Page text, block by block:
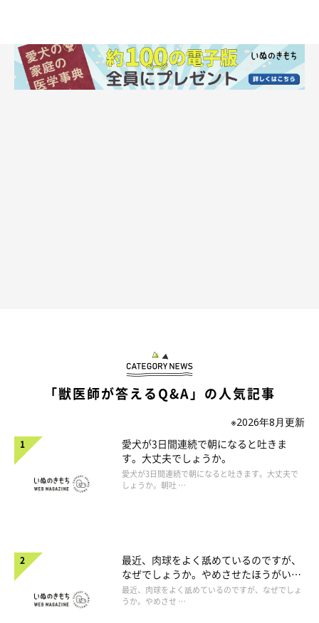
「獣医師が答えるQ&A」の人気記事
※2026年8月更新
愛犬が3日間連続で朝になると吐きま
す。大丈夫でしょうか。
愛犬が3日間連続で朝になると吐きます。大丈夫で
しょうか。朝吐 …
最近、肉球をよく舐めているのですが、
なぜでしょうか。やめさせたほうがいい
のでしょうか。
最近、肉球をよく舐めているのですが、なぜでしょ
うか。やめさせ …